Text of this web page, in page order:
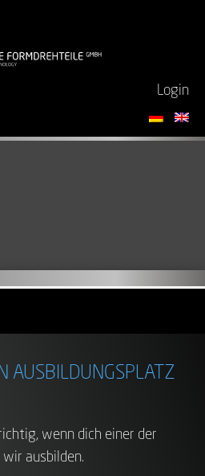
Login
AUSBILDUNGSPLATZ
wenn dich einer der
ausbilden.